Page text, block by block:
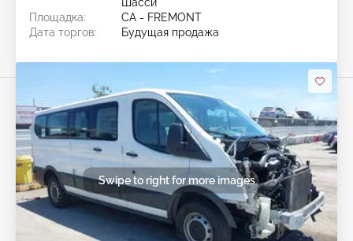
Шасси
Площадка:
CA - FREMONT
Дата торгов:
Будущая продажа
Swipe to right for more images